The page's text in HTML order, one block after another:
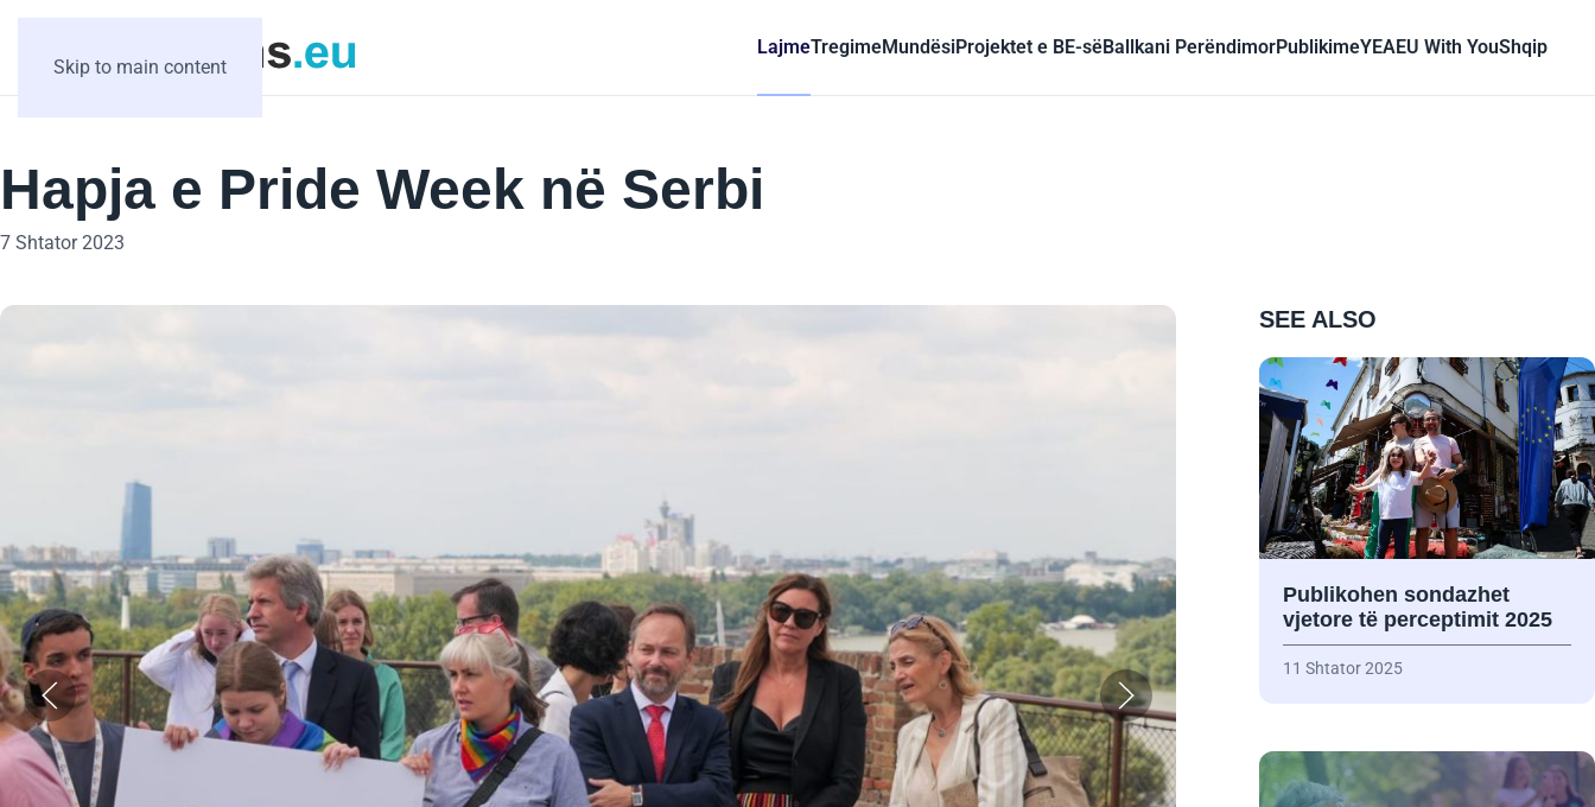
Skip to main content
LajmeTregimeMundësiProjektet e BE-sëBallkani PerëndimorPublikimeYEAEU With YouShqip
Hapja e Pride Week në Serbi
7 Shtator 2023
SEE ALSO
Publikohen sondazhet
vjetore të perceptimit 2025
11 Shtator 2025